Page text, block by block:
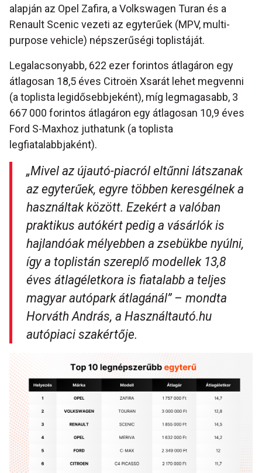
alapján az Opel Zafira, a Volkswagen Turan és a
Renault Scenic vezeti az egyterűek (MPV, multi-
purpose vehicle) népszerűségi toplistáját.
Legalacsonyabb, 622 ezer forintos átlagáron egy
átlagosan 18,5 éves Citroën Xsarát lehet megvenni
(a toplista legidősebbjeként), míg legmagasabb, 3
667 000 forintos átlagáron egy átlagosan 10,9 éves
Ford S-Maxhoz juthatunk (a toplista
legfiatalabbjaként).
„Mivel az újautó-piacról eltűnni látszanak
az egyterűek, egyre többen keresgélnek a
használtak között. Ezekért a valóban
praktikus autókért pedig a vásárlók is
hajlandóak mélyebben a zsebükbe nyúlni,
így a toplistán szereplő modellek 13,8
éves átlagéletkora is fiatalabb a teljes
magyar autópark átlagánál” – mondta
Horváth András, a Használtautó.hu
autópiaci szakértője.